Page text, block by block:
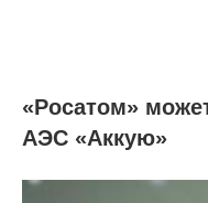
«Росатом»
АЭС «Аккую»